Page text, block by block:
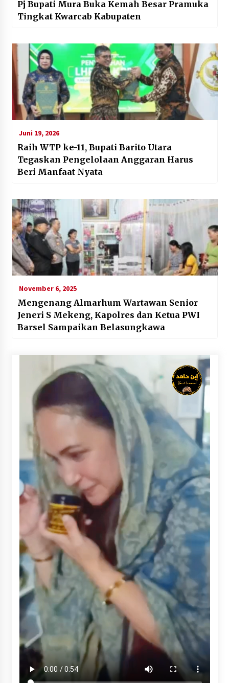
Pj Bupati Mura Buka Kemah Besar Pramuka
Tingkat Kwarcab Kabupaten
Juni 19, 2026
Raih WTP ke-11, Bupati Barito Utara
Tegaskan Pengelolaan Anggaran Harus
Beri Manfaat Nyata
November 6, 2025
Mengenang Almarhum Wartawan Senior
Jeneri S Mekeng, Kapolres dan Ketua PWI
Barsel Sampaikan Belasungkawa